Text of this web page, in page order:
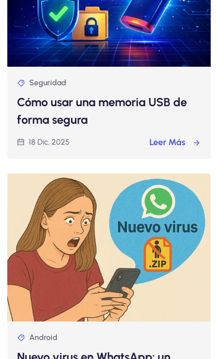
Seguridad
Cómo usar una memoria USB de
forma segura
18 Dic, 2025 Leer Más
Android